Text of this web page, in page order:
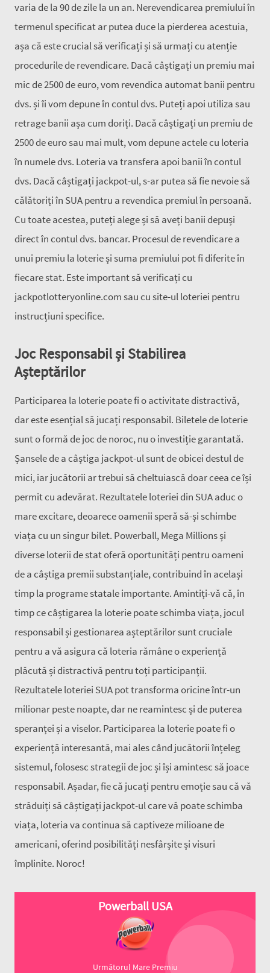
varia de la 90 de zile la un an. Nerevendicarea premiului în
termenul specificat ar putea duce la pierderea acestuia,
așa că este crucial să verificați și să urmați cu atenție
procedurile de revendicare. Dacă câștigați un premiu mai
mic de 2500 de euro, vom revendica automat banii pentru
dvs. și îi vom depune în contul dvs. Puteți apoi utiliza sau
retrage banii așa cum doriți. Dacă câștigați un premiu de
2500 de euro sau mai mult, vom depune actele cu loteria
în numele dvs. Loteria va transfera apoi banii în contul
dvs. Dacă câștigați jackpot-ul, s-ar putea să fie nevoie să
călătoriți în SUA pentru a revendica premiul în persoană.
Cu toate acestea, puteți alege și să aveți banii depuși
direct în contul dvs. bancar. Procesul de revendicare a
unui premiu la loterie și suma premiului pot fi diferite în
fiecare stat. Este important să verificați cu
jackpotlotteryonline.com sau cu site-ul loteriei pentru
instrucțiuni specifice.
Joc Responsabil și Stabilirea
Așteptărilor
Participarea la loterie poate fi o activitate distractivă,
dar este esențial să jucați responsabil. Biletele de loterie
sunt o formă de joc de noroc, nu o investiție garantată.
Șansele de a câștiga jackpot-ul sunt de obicei destul de
mici, iar jucătorii ar trebui să cheltuiască doar ceea ce își
permit cu adevărat. Rezultatele loteriei din SUA aduc o
mare excitare, deoarece oamenii speră să-și schimbe
viața cu un singur bilet. Powerball, Mega Millions și
diverse loterii de stat oferă oportunități pentru oameni
de a câștiga premii substanțiale, contribuind în același
timp la programe statale importante. Amintiți-vă că, în
timp ce câștigarea la loterie poate schimba viața, jocul
responsabil și gestionarea așteptărilor sunt cruciale
pentru a vă asigura că loteria rămâne o experiență
plăcută și distractivă pentru toți participanții.
Rezultatele loteriei SUA pot transforma oricine într-un
milionar peste noapte, dar ne reamintesc și de puterea
speranței și a viselor. Participarea la loterie poate fi o
experiență interesantă, mai ales când jucătorii înțeleg
sistemul, folosesc strategii de joc și își amintesc să joace
responsabil. Așadar, fie că jucați pentru emoție sau că vă
străduiți să câștigați jackpot-ul care vă poate schimba
viața, loteria va continua să captiveze milioane de
americani, oferind posibilități nesfârșite și visuri
împlinite. Noroc!
Powerball USA
Următorul Mare Premiu